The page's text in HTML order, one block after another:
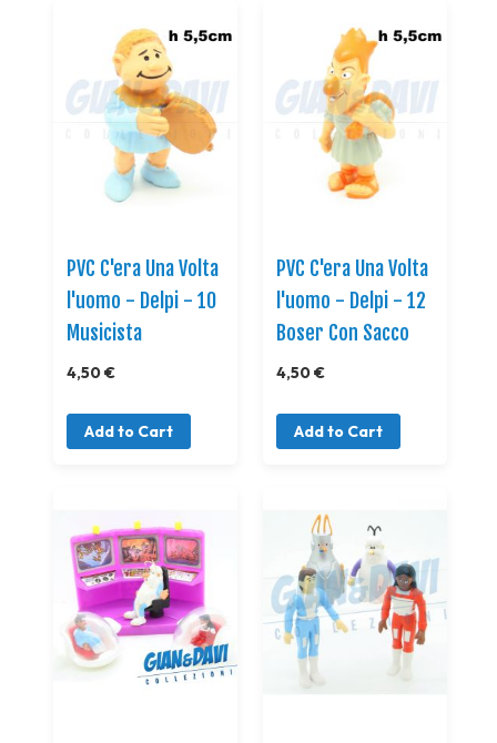
PVC C'era Una Volta
l'uomo - Delpi - 10
Musicista
4,50 €
Add to Cart
PVC C'era Una Volta
l'uomo - Delpi - 12
Boser Con Sacco
4,50 €
Add to Cart